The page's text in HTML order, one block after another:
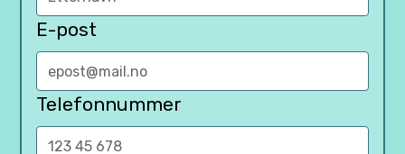
E-post
Telefonnummer